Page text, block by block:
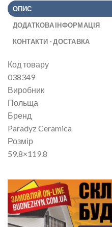
ОПИС
ДОДАТКОВА ІНФОРМАЦІЯ
КОНТАКТИ - ДОСТАВКА
Код товару
038349
Виробник
Польща
Бренд
Paradyz Ceramica
Розмір
59.8×119.8